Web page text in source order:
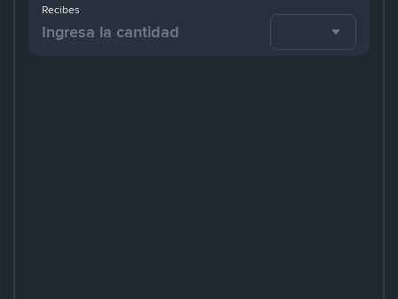
Recibes